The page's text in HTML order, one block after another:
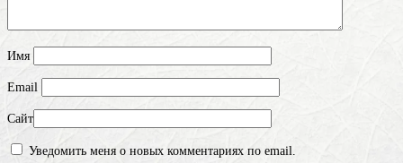
Имя
Email
Сайт
Уведомить меня о новых комментариях по email.